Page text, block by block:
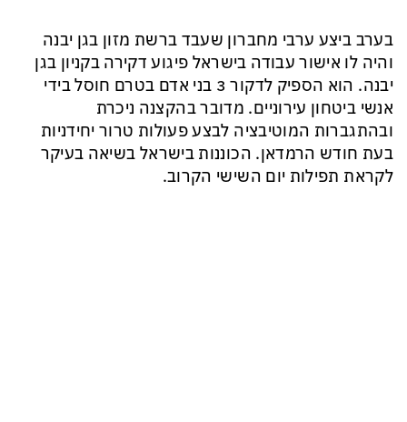
בערב ביצע ערבי מחברון שעבד ברשת מזון בגן יבנה
והיה לו אישור עבודה בישראל פיגוע דקירה בקניון בגן
יבנה. הוא הספיק לדקור 3 בני אדם בטרם חוסל בידי
אנשי ביטחון עירוניים. מדובר בהקצנה ניכרת
ובהתגברות המוטיבציה לבצע פעולות טרור יחידניות
בעת חודש הרמדאן. הכוננות בישראל בשיאה בעיקר
לקראת תפילות יום השישי הקרוב.